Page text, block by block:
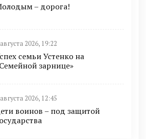
– дорога!
2026, 19:22
семьи Устенко на
зарнице»
2026, 12:45
воинов – под защитой